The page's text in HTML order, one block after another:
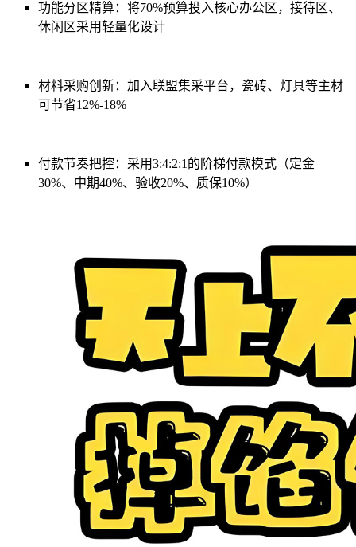
功能分区精算：将70%预算投入核心办公区，接待区、
休闲区采用轻量化设计
材料采购创新：加入联盟集采平台，瓷砖、灯具等主材
可节省12%-18%
付款节奏把控：采用3:4:2:1的阶梯付款模式（定金
30%、中期40%、验收20%、质保10%）